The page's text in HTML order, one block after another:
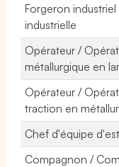
Forgeron
industrielle
Opérateur /
métallurgique en
Opérateur /
traction en
Chef d'équipe
Compagnon /